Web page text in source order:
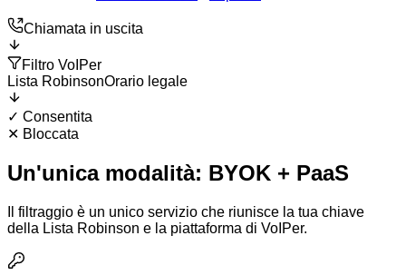
Chiamata in uscita
Filtro VoIPer
Lista RobinsonOrario legale
✓ Consentita
✕ Bloccata
Un'unica modalità: BYOK + PaaS
Il filtraggio è un unico servizio che riunisce la tua chiave
della Lista Robinson e la piattaforma di VoIPer.